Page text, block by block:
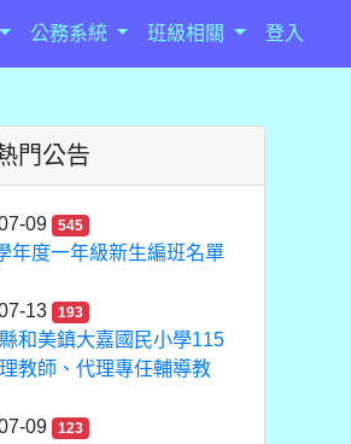
公務系統 班級相關 登入
門公告
09 545
年度一年級新生編班名單
13
193
和美鎮大嘉國民小學115
教師、代理專任輔導教
09
123